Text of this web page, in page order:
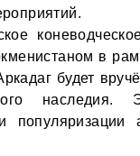
в
будет
наследия.